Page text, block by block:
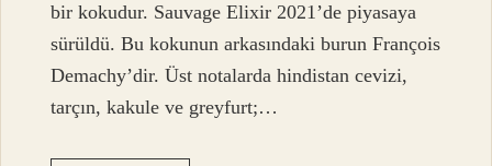
bir kokudur. Sauvage Elixir 2021’de piyasaya
sürüldü. Bu kokunun arkasındaki burun François
Demachy’dir. Üst notalarda hindistan cevizi,
tarçın, kakule ve greyfurt;…